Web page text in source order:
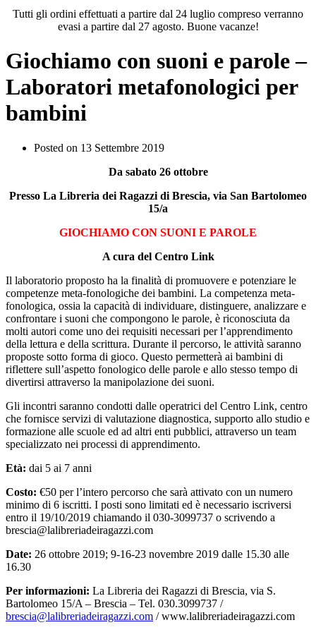
Tutti gli ordini effettuati a partire dal 24 luglio compreso verranno
evasi a partire dal 27 agosto. Buone vacanze!
Giochiamo con suoni e parole –
Laboratori metafonologici per
bambini
Posted on 13 Settembre 2019
Da sabato 26 ottobre
Presso La Libreria dei Ragazzi di Brescia, via San Bartolomeo
15/a
GIOCHIAMO CON SUONI E PAROLE
A cura del Centro Link
Il laboratorio proposto ha la finalità di promuovere e potenziare le
competenze meta-fonologiche dei bambini. La competenza meta-
fonologica, ossia la capacità di individuare, distinguere, analizzare e
confrontare i suoni che compongono le parole, è riconosciuta da
molti autori come uno dei requisiti necessari per l’apprendimento
della lettura e della scrittura. Durante il percorso, le attività saranno
proposte sotto forma di gioco. Questo permetterà ai bambini di
riflettere sull’aspetto fonologico delle parole e allo stesso tempo di
divertirsi attraverso la manipolazione dei suoni.
Gli incontri saranno condotti dalle operatrici del Centro Link, centro
che fornisce servizi di valutazione diagnostica, supporto allo studio e
formazione alle scuole ed ad altri enti pubblici, attraverso un team
specializzato nei processi di apprendimento.
Età: dai 5 ai 7 anni
Costo: €50 per l’intero percorso che sarà attivato con un numero
minimo di 6 iscritti. I posti sono limitati ed è necessario iscriversi
entro il 19/10/2019 chiamando il 030-3099737 o scrivendo a
brescia@lalibreriadeiragazzi.com
Date: 26 ottobre 2019; 9-16-23 novembre 2019 dalle 15.30 alle
16.30
Per informazioni: La Libreria dei Ragazzi di Brescia, via S.
Bartolomeo 15/A – Brescia – Tel. 030.3099737 /
brescia@lalibreriadeiragazzi.com / www.lalibreriadeiragazzi.com